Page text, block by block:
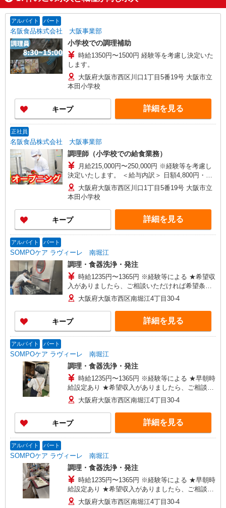
アルバイト パート
名阪食品株式会社 大阪事業部
小学校での調理補助
時給1350円〜1500円 経験等を考慮し決定いた
します。
大阪府大阪市西区川口1丁目5番19号 大阪市立
本田小学校
キープ 詳細を見る
正社員
名阪食品株式会社 大阪事業部
調理師（小学校での給食業務）
月給215,000円〜250,000円 ※経験等を考慮し
決定いたします。 ＜給与内訳＞ 日額4,800円・
20.5日ベース（年間勤務日数215日） 職務手当
95,600円〜101,000円 役職手当 主 任
10,000円/副主任 5,000円
大阪府大阪市西区川口1丁目5番19号 大阪市立
本田小学校
キープ 詳細を見る
アルバイト パート
SOMPOケア ラヴィーレ 南堀江
調理・食器洗浄・発注
時給1235円〜1365円 ※経験等による ★希望収
入がありましたら、ご相談いただければ希望条件
に合うかの確認もいたします。 ★時間外手当別
途支給 ★上記金額は働きがい向上手当を含みま
す。 ★働きがい向上手当※26年6月改定（地域に
より異なる） 社会保険加入者は更に＋30円
大阪府大阪市西区南堀江4丁目30-4
キープ 詳細を見る
アルバイト パート
SOMPOケア ラヴィーレ 南堀江
調理・食器洗浄・発注
時給1235円〜1365円 ※経験等による ★早朝時
給設定あり ★希望収入がありましたら、ご相談い
ただければ希望条件に合うかの確認もいたしま
す。 ★時間外手当別途支給 ★上記金額は働きが
い向上手当を含みます。 ★働きがい向上手当※26
年6月改定（地域により異なる） 社会保険加入
者は更に＋30円
大阪府大阪市西区南堀江4丁目30-4
キープ 詳細を見る
アルバイト パート
SOMPOケア ラヴィーレ 南堀江
調理・食器洗浄・発注
時給1235円〜1365円 ※経験等による ★早朝時
給設定あり ★希望収入がありましたら、ご相談い
ただければ希望条件に合うかの確認もいたしま
大阪府大阪市西区南堀江4丁目30-4